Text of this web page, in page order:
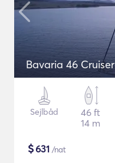
Bavaria 46 Cruiser
Sejlbåd
46 ft
14 m
$631 /nat